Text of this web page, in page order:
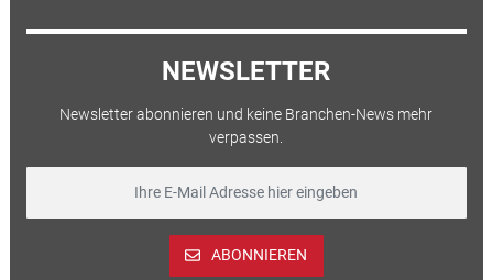
NEWSLETTER
Newsletter abonnieren und keine Branchen-News mehr
verpassen.
ABONNIEREN